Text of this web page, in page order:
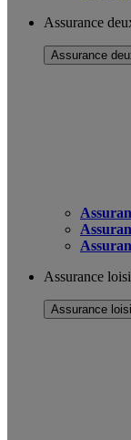
Assurance
Assurance
Assurance
Assurance